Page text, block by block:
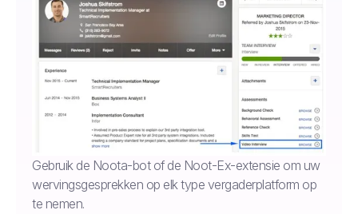
Gebruik de Noota-bot of de Noot-Ex-extensie om uw
wervingsgesprekken op elk type vergaderplatform op
te nemen.